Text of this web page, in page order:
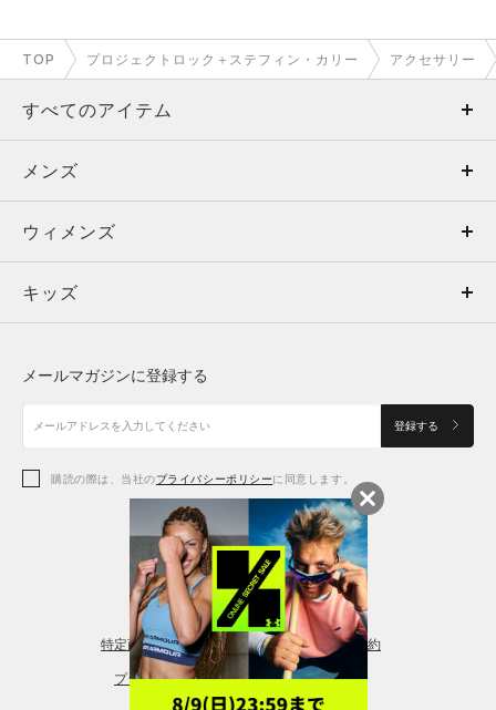
TOP プロジェクトロック＋ステフィン・カリー アクセサリー
すべてのアイテム
メンズ
ウィメンズ
キッズ
アクセサリー
メンズ
トップス
ボトムス
アクセサリー
ウィメンズ
トップス
シューズ
アクセサリー
レギンス＆タイツ
キッズ
シューズ
メールマガジンに登録する
登録する
購読の際は、当社のプライバシーポリシーに同意します。
特定商取引法に基づく通販の表記 会員規約
プライバシーポリシー